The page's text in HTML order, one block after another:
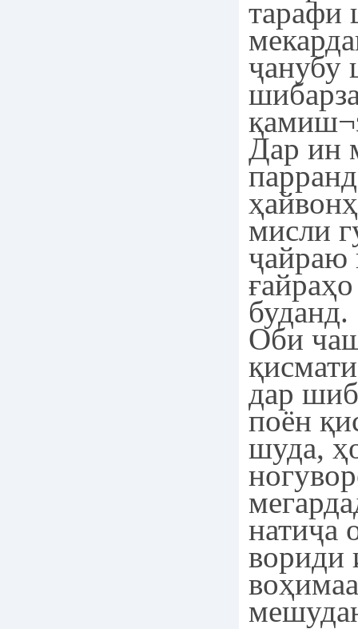
тарафи
ҷанубу
Дар ин
мисли
ҷайраю
буданд.
Оби
дар
поён
шуда,
натиҷа
вориди